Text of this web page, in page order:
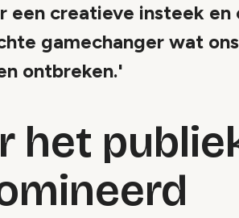
een creatieve insteek
gamechanger wat
ontbreken.'
het